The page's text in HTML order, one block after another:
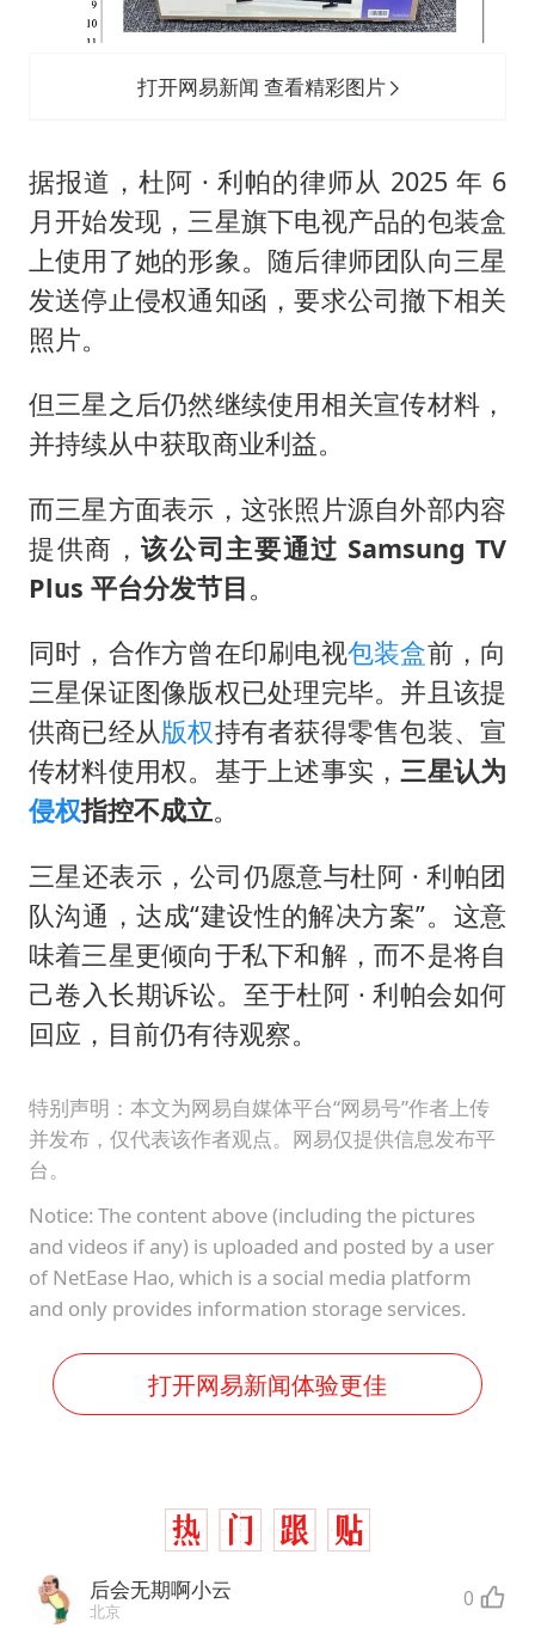
打开网易新闻 查看精彩图片
据报道，杜阿 · 利帕的律师从 2025 年 6
月开始发现，三星旗下电视产品的包装盒
上使用了她的形象。随后律师团队向三星
发送停止侵权通知函，要求公司撤下相关
照片。
但三星之后仍然继续使用相关宣传材料，
并持续从中获取商业利益。
而三星方面表示，这张照片源自外部内容
提供商，该公司主要通过 Samsung TV
Plus 平台分发节目。
同时，合作方曾在印刷电视包装盒前，向
三星保证图像版权已处理完毕。并且该提
供商已经从版权持有者获得零售包装、宣
传材料使用权。基于上述事实，三星认为
侵权指控不成立。
三星还表示，公司仍愿意与杜阿 · 利帕团
队沟通，达成“建设性的解决方案”。这意
味着三星更倾向于私下和解，而不是将自
己卷入长期诉讼。至于杜阿 · 利帕会如何
回应，目前仍有待观察。
特别声明：本文为网易自媒体平台“网易号”作者上传
并发布，仅代表该作者观点。网易仅提供信息发布平
台。
Notice: The content above (including the pictures
and videos if any) is uploaded and posted by a user
of NetEase Hao, which is a social media platform
and only provides information storage services.
打开网易新闻体验更佳
后会无期啊小云
北京 0